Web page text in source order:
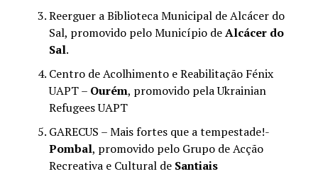
Reerguer a Biblioteca Municipal de Alcácer do
Sal, promovido pelo Município deAlcácer do
Sal.
Centro de Acolhimento e Reabilitação Fénix
UAPT – Ourém, promovido pela Ukrainian
Refugees UAPT
GARECUS – Mais fortes que a tempestade!-
Pombal, promovido pelo Grupo de Acção
Recreativa e Cultural deSantiais